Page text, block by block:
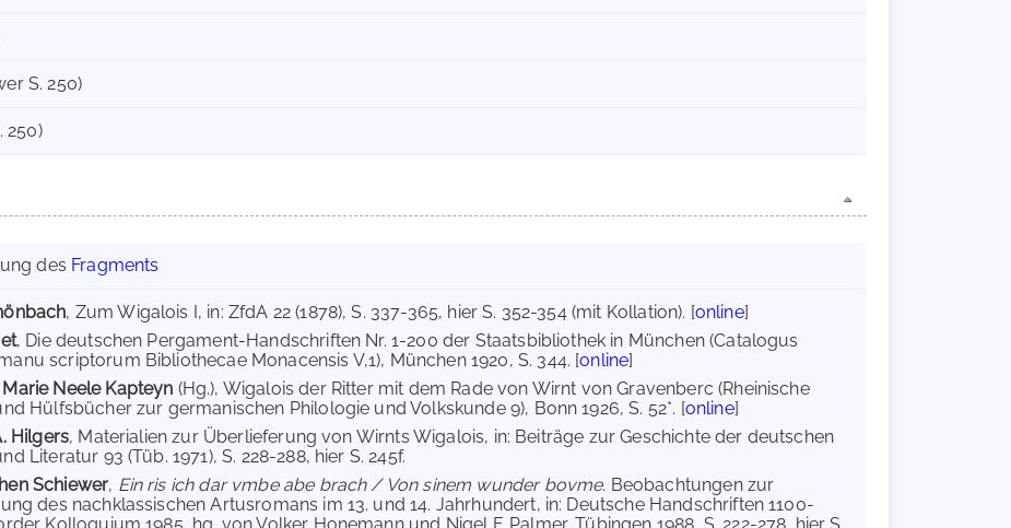
S. 250)
250)
des Fragments
, Zum Wigalois I, in: ZfdA 22 (1878), S. 337-365, hier S. 352-354 (mit Kollation). [online]
, Die deutschen Pergament-Handschriften Nr. 1-200 der Staatsbibliothek in München (Catalogus
scriptorum Bibliothecae Monacensis V,1), München 1920, S. 344. [online]
Neele Kapteyn (Hg.), Wigalois der Ritter mit dem Rade von Wirnt von Gravenberc (Rheinische
Hülfsbücher zur germanischen Philologie und Volkskunde 9), Bonn 1926, S. 52*. [online]
Hilgers, Materialien zur Überlieferung von Wirnts Wigalois, in: Beiträge zur Geschichte der deutschen
Literatur 93 (Tüb. 1971), S. 228-288, hier S. 245f.
Schiewer, Ein ris ich dar vmbe abe brach / Von sinem wunder bovme. Beobachtungen zur
des nachklassischen Artusromans im 13. und 14. Jahrhundert, in: Deutsche Handschriften 1100-